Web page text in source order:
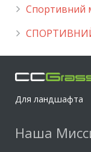
Cпортивний
Для ландшафта
Наша